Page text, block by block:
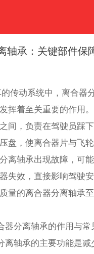
轴承：关键部件保
传动系统中，离合器
挥着至关重要的作用
间，负责在驾驶员踩
盘，使离合器片与飞
离轴承出现故障，可
失效，直接影响驾驶
量的离合器分离轴承
器分离轴承的作用与常
离轴承的主要功能是减